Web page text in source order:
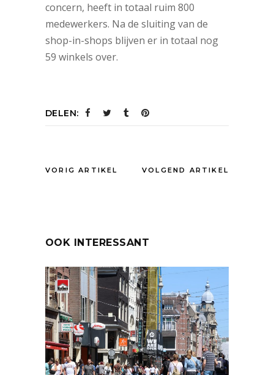
concern, heeft in totaal ruim 800
medewerkers. Na de sluiting van de
shop-in-shops blijven er in totaal nog
59 winkels over.
DELEN:
VORIG ARTIKEL VOLGEND ARTIKEL
OOK INTERESSANT